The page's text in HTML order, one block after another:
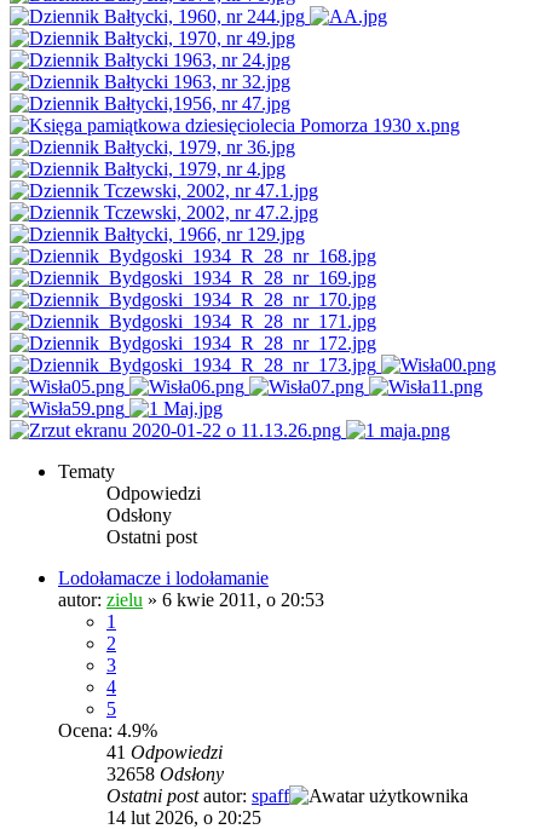
Tematy
Odpowiedzi
Odsłony
Ostatni post
Lodołamacze i lodołamanie
autor: zielu » 6 kwie 2011, o 20:53
1
2
3
4
5
Ocena: 4.9%
41 Odpowiedzi
32658 Odsłony
Ostatni postautor: spaff
14 lut 2026, o 20:25